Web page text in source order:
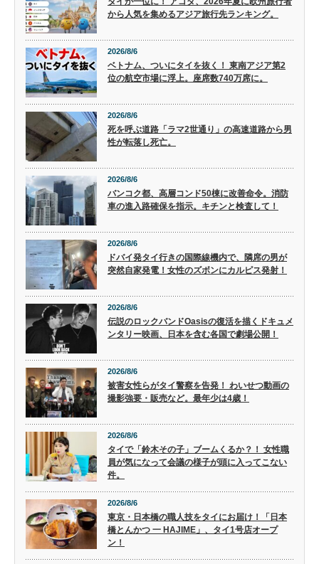
から人気を集めるアジア旅行先ランキング。
2026/8/6
ベトナム、ついにタイを抜く！ 東南アジア第2
位の航空市場に浮上。座席数740万席に。
2026/8/6
死を呼ぶ道路「ラマ2世通り」の高速道路から男
性が転落し死亡。
2026/8/6
バンコク都、高層コンド50棟に改善命令。消防
車の進入路確保を指示。キチンと検査して！
2026/8/6
ドバイ発タイ行きの国際線機内で、隣席の男が
突然自家発電！女性のズボンにカルピス発射！
2026/8/6
伝説のロックバンドOasisの復活を描くドキュメ
ンタリー映画、日本を含む各国で劇場公開！
2026/8/6
被害女性らがタイ警察を告発！ わいせつ動画の
撮影強要・販売など。最年少は4歳！
2026/8/6
タイで「鈴木その子」ブームくるか？！ 女性職
員が気になって会議の様子が頭に入ってこない
件。
2026/8/6
東京・日本橋の職人技をタイにお届け！「日本
橋とんかつ 一 HAJIME」、タイ1号店オープ
ン！